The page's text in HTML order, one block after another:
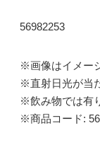
56982253
※画像はイメー
※直射日光が当
※飲み物では有
※商品コード: